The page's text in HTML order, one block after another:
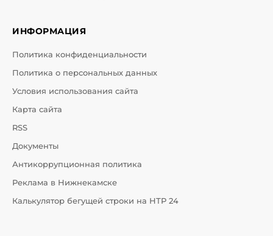
ИНФОРМАЦИЯ
Политика конфиденциальности
Политика о персональных данных
Условия использования сайта
Карта сайта
RSS
Документы
Антикоррупционная политика
Реклама в Нижнекамске
Калькулятор бегущей строки на НТР 24